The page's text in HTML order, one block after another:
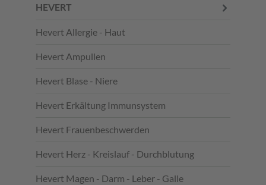
HEVERT
Hevert Allergie - Haut
Hevert Ampullen
Hevert Blase - Niere
Hevert Erkältung Immunsystem
Hevert Frauenbeschwerden
Hevert Herz - Kreislauf - Durchblutung
Hevert Magen - Darm - Leber - Galle